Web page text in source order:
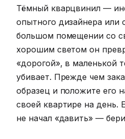
Тёмный кварцвинил —
опытного дизайнера или
большом помещении со
хорошим светом он
«дорогой», в маленькой
убивает. Прежде чем
образец и положите его
своей квартире на день.
не начал «давить» —